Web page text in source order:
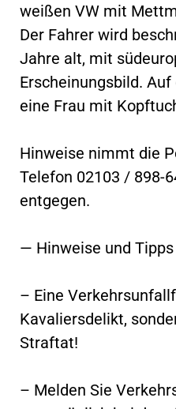
weißen VW mit
Der Fahrer wird
Jahre alt, mit
Erscheinungsbild.
eine Frau mit
Hinweise nimmt die
Telefon 02103 / 898-
entgegen.
— Hinweise und
– Eine
Kavaliersdelikt,
Straftat!
– Melden Sie